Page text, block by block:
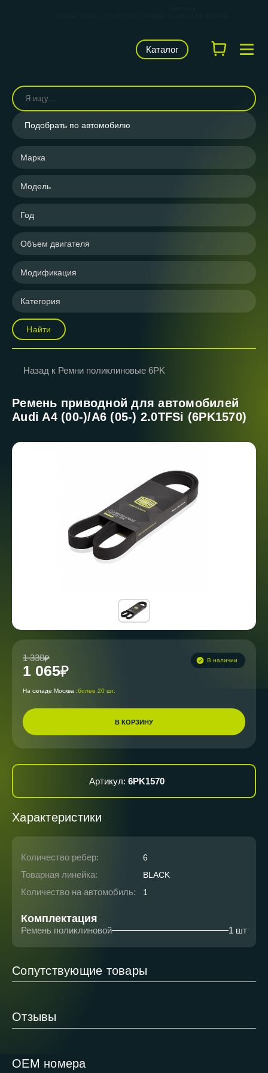
Каталог
Подобрать по автомобилю
Марка
Модель
Год
Объем двигателя
Модификация
Категория
Найти
Назад к Ремни поликлиновые 6PK
Ремень приводной для автомобилей
Audi A4 (00-)/A6 (05-) 2.0TFSi (6PK1570)
1 330
1 065
В наличии
На складе Москва :более 20 шт.
В КОРЗИНУ
Артикул: 6PK1570
Характеристики
Количество ребер: 6
Товарная линейка: BLACK
Количество на автомобиль: 1
Комплектация
Ремень поликлиновой 1 шт
Сопутствующие товары
Отзывы
ОЕМ номера